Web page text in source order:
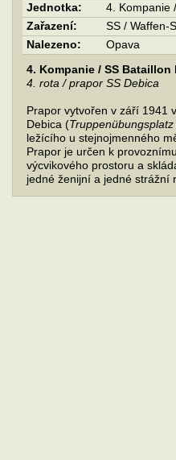
Jednotka:
4. Kompanie
Zařazení:
SS / Waffen-
Nalezeno:
Opava
4. Kompanie / SS Bataillon
4. rota / prapor SS Debica
Prapor vytvořen v září 1941
Debica (
ležícího u stejnojmenného
Prapor je určen k
výcvikového prostoru a
jedné ženijní a jedné strážní